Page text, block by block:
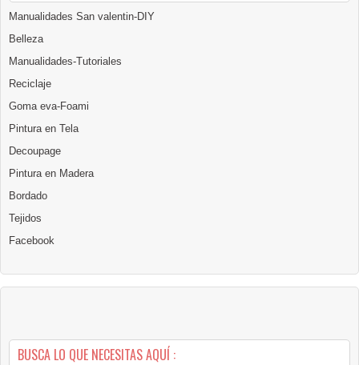
Manualidades San valentin-DIY
Belleza
Manualidades-Tutoriales
Reciclaje
Goma eva-Foami
Pintura en Tela
Decoupage
Pintura en Madera
Bordado
Tejidos
Facebook
BUSCA LO QUE NECESITAS AQUÍ :